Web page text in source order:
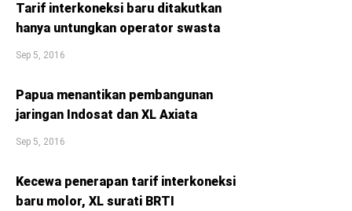
Tarif interkoneksi baru ditakutkan
hanya untungkan operator swasta
Sep 5, 2016
Papua menantikan pembangunan
jaringan Indosat dan XL Axiata
Sep 5, 2016
Kecewa penerapan tarif interkoneksi
baru molor, XL surati BRTI